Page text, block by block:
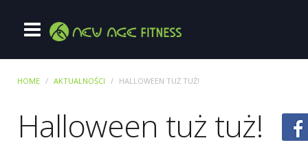
HOME AKTUALNOŚCI HALLOWEEN TUŻ TUŻ!
Halloween tuż tuż!